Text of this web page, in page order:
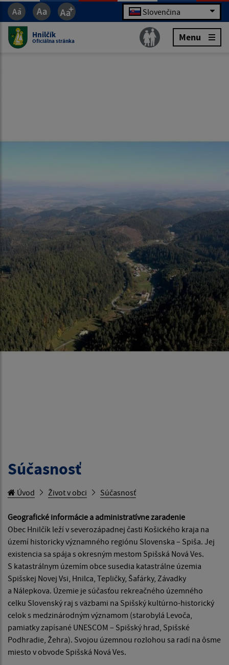
Slovenčina
Hnilčík
Oficiálna stránka Menu
Súčasnosť
Úvod Život v obci Súčasnosť
Geografické informácie a administratívne zaradenie
Obec Hnilčík leží v severozápadnej časti Košického kraja na
území historicky významného regiónu Slovenska – Spiša. Jej
existencia sa spája s okresným mestom Spišská Nová Ves.
S katastrálnym územím obce susedia katastrálne územia
Spišskej Novej Vsi, Hnilca, Tepličky, Šafárky, Závadky
a Nálepkova. Územie je súčasťou rekreačného územného
celku Slovenský raj s väzbami na Spišský kultúrno-historický
celok s medzinárodným významom (starobylá Levoča,
pamiatky zapísané UNESCOM – Spišský hrad, Spišské
Podhradie, Žehra). Svojou územnou rozlohou sa radí na ôsme
miesto v obvode Spišská Nová Ves.